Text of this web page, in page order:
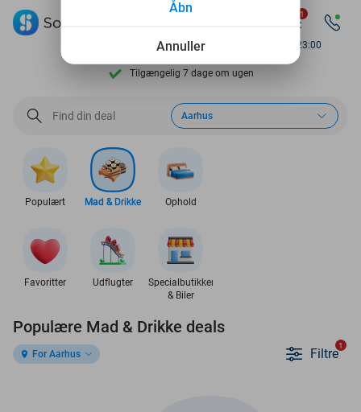
Se flere end 15.000 deals
Tilgængelig 7 dage om ugen
10+ millioner medlemmer
Se flere end 15.000 deals
1
Available until 23:00
Populært Mad & Drikke Ophold
Favoritter Udflugter
Specialbutikker
& Biler
Aarhus
Populære Mad & Drikke deals
For Aarhus Filtre
1
Annuller
Åbn